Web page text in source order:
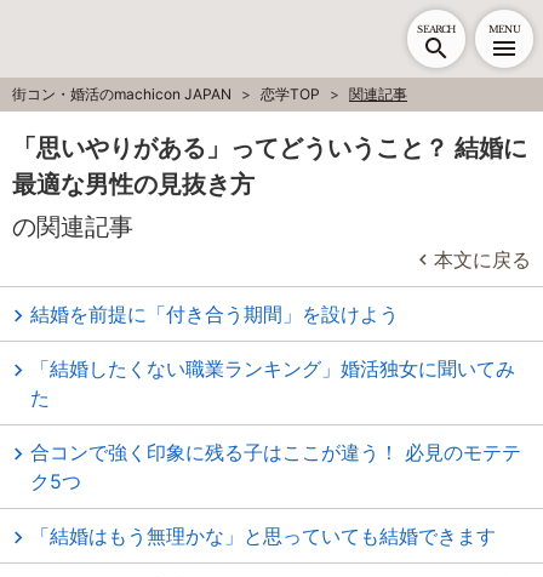
SEARCH MENU
街コン・婚活のmachicon JAPAN 恋学TOP 関連記事
「思いやりがある」ってどういうこと？ 結婚に
最適な男性の見抜き方
の関連記事
本文に戻る
結婚を前提に「付き合う期間」を設けよう
「結婚したくない職業ランキング」婚活独女に聞いてみ
た
合コンで強く印象に残る子はここが違う！ 必見のモテテ
ク5つ
「結婚はもう無理かな」と思っていても結婚できます